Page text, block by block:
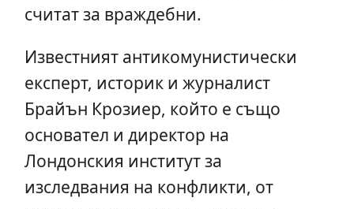
считат за враждебни.
Известният антикомунистически
експерт, историк и журналист
Брайън Крозиер, който е също
основател и директор на
Лондонския институт за
изследвания на конфликти, от